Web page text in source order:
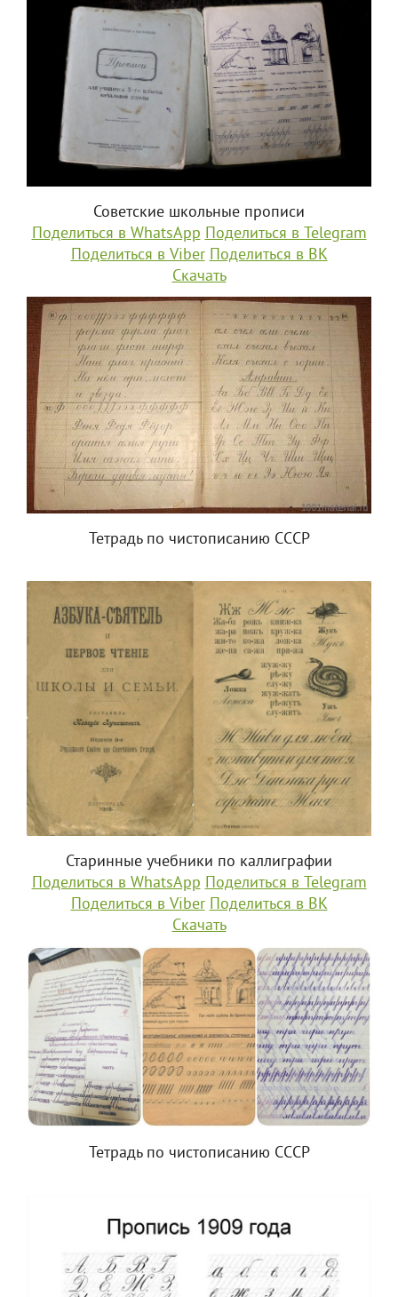
Советские школьные прописи
Поделиться в WhatsApp Поделиться в Telegram
Поделиться в Viber Поделиться в ВК
Скачать
Тетрадь по чистописанию СССР
Старинные учебники по каллиграфии
Поделиться в WhatsApp Поделиться в Telegram
Поделиться в Viber Поделиться в ВК
Скачать
Тетрадь по чистописанию СССР